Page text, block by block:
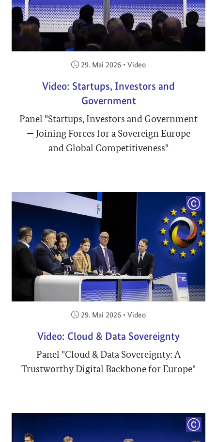
Veröffentlicht am:
29. Mai 2026 • Video
Video: Startups, Investors and
Government
Panel "Startups, Investors and Government
— Joining Forces for a Sovereign Europe
and Global Competitiveness"
Veröffentlicht am:
29. Mai 2026 • Video
Video: Cloud & Data Sovereignty
Panel "Cloud & Data Sovereignty: A
Trustworthy Digital Backbone for Europe"